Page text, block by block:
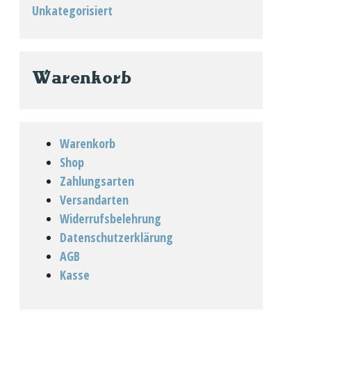
Unkategorisiert
Warenkorb
Warenkorb
Shop
Zahlungsarten
Versandarten
Widerrufsbelehrung
Datenschutzerklärung
AGB
Kasse